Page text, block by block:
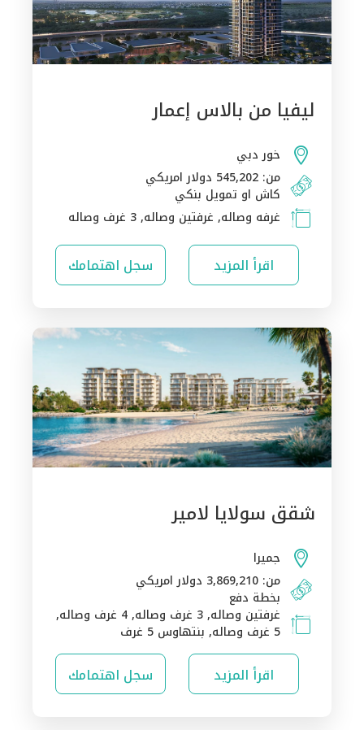
ليفيا من بالاس إعمار
خور دبي
من: 545,202 دولار امريكي
كاش او تمويل بنكي
غرفه وصاله, غرفتين وصاله, 3 غرف وصاله
اقرأ المزيد سجل اهتمامك
شقق سولايا لامير
جميرا
من: 3,869,210 دولار امريكي
بخطة دفع
غرفتين وصاله, 3 غرف وصاله, 4 غرف وصاله,
5 غرف وصاله, بنتهاوس 5 غرف
اقرأ المزيد سجل اهتمامك